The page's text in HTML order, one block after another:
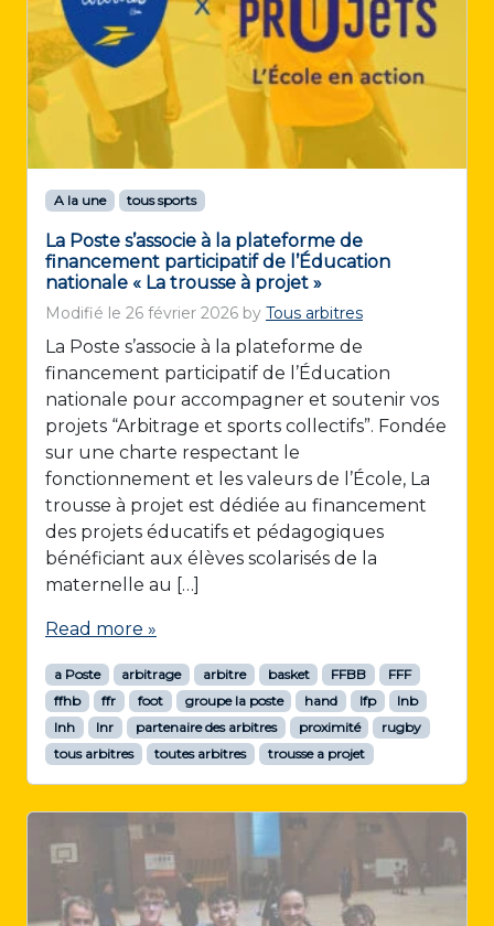
A la une tous sports
La Poste s’associe à la plateforme de
financement participatif de l’Éducation
nationale « La trousse à projet »
Modifié le 26 février 2026 by Tous arbitres
La Poste s’associe à la plateforme de
financement participatif de l’Éducation
nationale pour accompagner et soutenir vos
projets “Arbitrage et sports collectifs”. Fondée
sur une charte respectant le
fonctionnement et les valeurs de l’École, La
trousse à projet est dédiée au financement
des projets éducatifs et pédagogiques
bénéficiant aux élèves scolarisés de la
maternelle au […]
Read more »
a Poste arbitrage arbitre basket FFBB
FFF
ffhb
ffr foot groupe la poste hand lfp
lnb
lnh
lnr partenaire des arbitres proximité
rugby
tous arbitres
toutes arbitres trousse a projet